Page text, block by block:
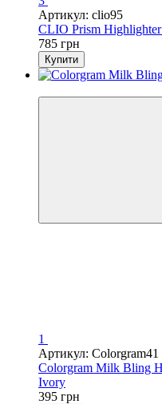
Артикул: clio95
CLIO Prism
785 грн
Купити
1
Артикул: Colorgram41
Colorgram Milk Bling
Ivory
395 грн